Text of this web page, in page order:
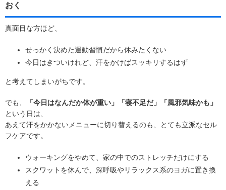
おく
真面目な方ほど、
せっかく決めた運動習慣だから休みたくない
今日はきついけれど、汗をかけばスッキリするはず
と考えてしまいがちです。
でも、
「今日はなんだか体が重い」「寝不足だ」「風邪気味かも」
という日は、
あえて汗をかかないメニューに切り替えるのも、とても立派なセル
フケアです。
ウォーキングをやめて、家の中でのストレッチだけにする
スクワットを休んで、深呼吸やリラックス系のヨガに置き換
える